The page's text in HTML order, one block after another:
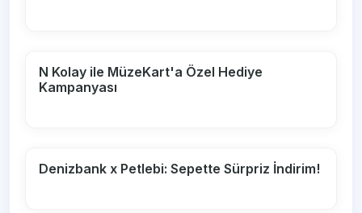
N Kolay ile MüzeKart'a Özel Hediye
Kampanyası
Denizbank x Petlebi: Sepette Sürpriz İndirim!